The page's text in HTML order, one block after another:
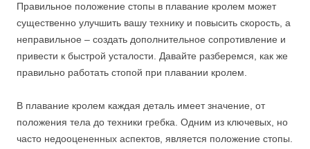
Правильное положение стопы в плавание кролем может
существенно улучшить вашу технику и повысить скорость, а
неправильное – создать дополнительное сопротивление и
привести к быстрой усталости. Давайте разберемся, как же
правильно работать стопой при плавании кролем.
В плавание кролем каждая деталь имеет значение, от
положения тела до техники гребка. Одним из ключевых, но
часто недооцененных аспектов, является положение стопы.